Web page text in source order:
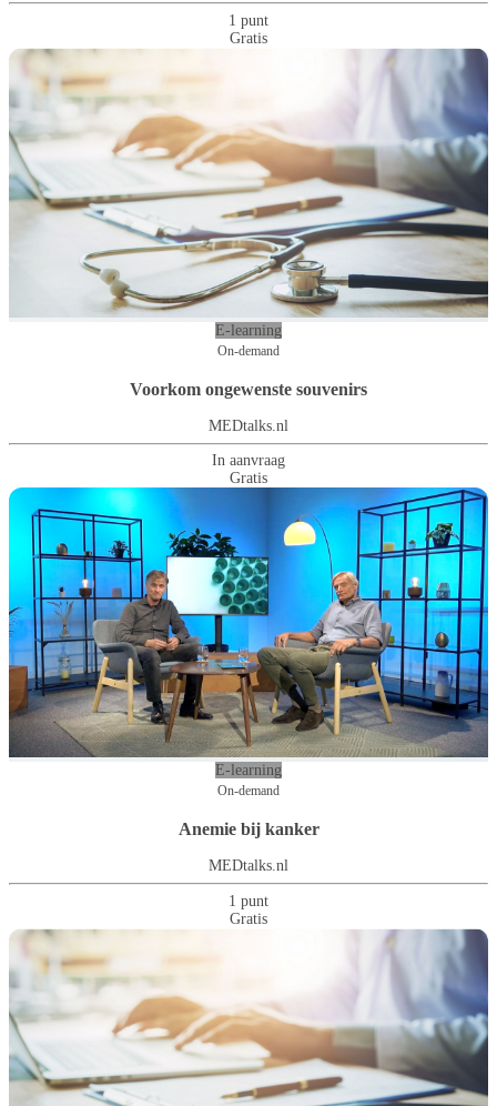
1 punt
Gratis
E-learning
On-demand
Voorkom ongewenste souvenirs
MEDtalks.nl
In aanvraag
Gratis
E-learning
On-demand
Anemie bij kanker
MEDtalks.nl
1 punt
Gratis